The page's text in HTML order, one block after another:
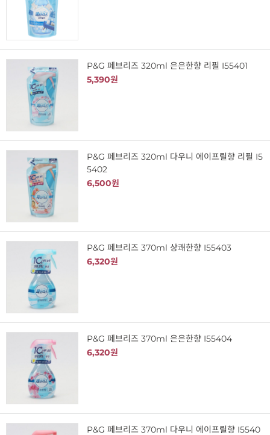
P&G 페브리즈 320ml 은은한향 리필 I55401
5,390원
P&G 페브리즈 320ml 다우니 에이프릴향 리필 I5
5402
6,500원
P&G 페브리즈 370ml 상쾌한향 I55403
6,320원
P&G 페브리즈 370ml 은은한향 I55404
6,320원
P&G 페브리즈 370ml 다우니 에이프릴향 I5540